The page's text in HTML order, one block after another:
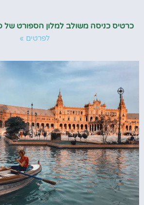
כרטיס כניסה משולב למלון הספורט
לפרטים »